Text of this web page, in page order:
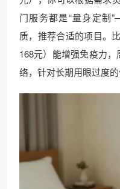
门服务都是“量身定制
质，推荐合适的项目。
168元）能增强免疫力
络，针对长期用眼过度的